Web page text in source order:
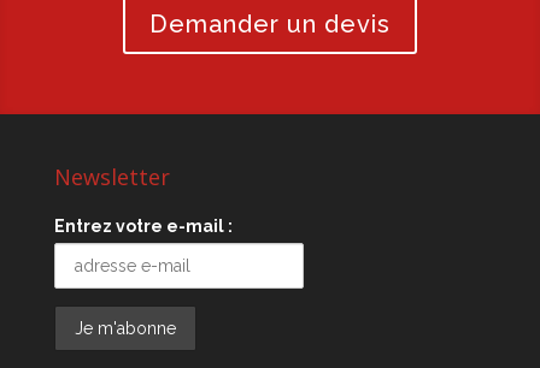
Demander un devis
Newsletter
Entrez votre e-mail :